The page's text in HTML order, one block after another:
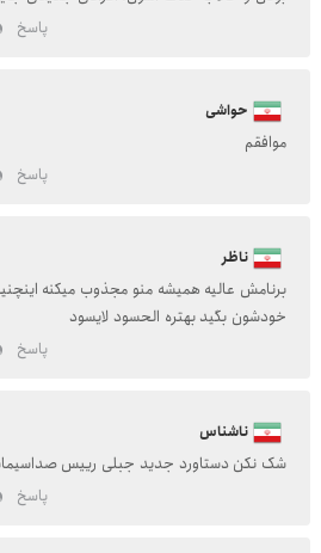
پاسخ
حواشی
موافقم
پاسخ
ناظر
برنامش عالیه همیشه منو مجذوب میکنه
خودشون بگید بهتره الحسود لایسود
پاسخ
ناشناس
شک نکن دستاورد جدید جبلی رییس
پاسخ